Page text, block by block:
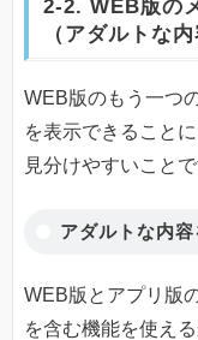
2-2. WEB版の
（アダルトな
WEB版のもう一つ
を表示できること
見分けやすいことで
アダルトな内
WEB版とアプリ版
を含む機能を使え